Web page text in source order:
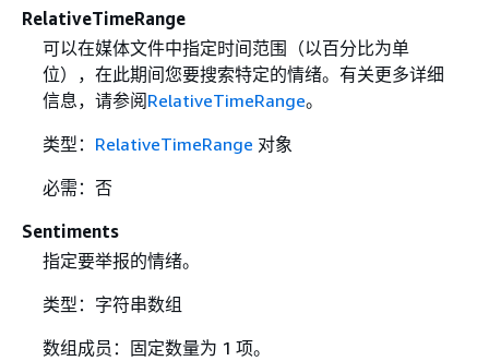
RelativeTimeRange
可以在媒体文件中指定时间范围（以百分比为单
位），在此期间您要搜索特定的情绪。有关更多详细
信息，请参阅RelativeTimeRange。
类型： RelativeTimeRange 对象
必需：否
Sentiments
指定要举报的情绪。
类型：字符串数组
数组成员：固定数量为 1 项。